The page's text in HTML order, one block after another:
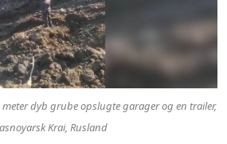
meter dyb grube opslugte garager og en trailer,
Krai, Rusland